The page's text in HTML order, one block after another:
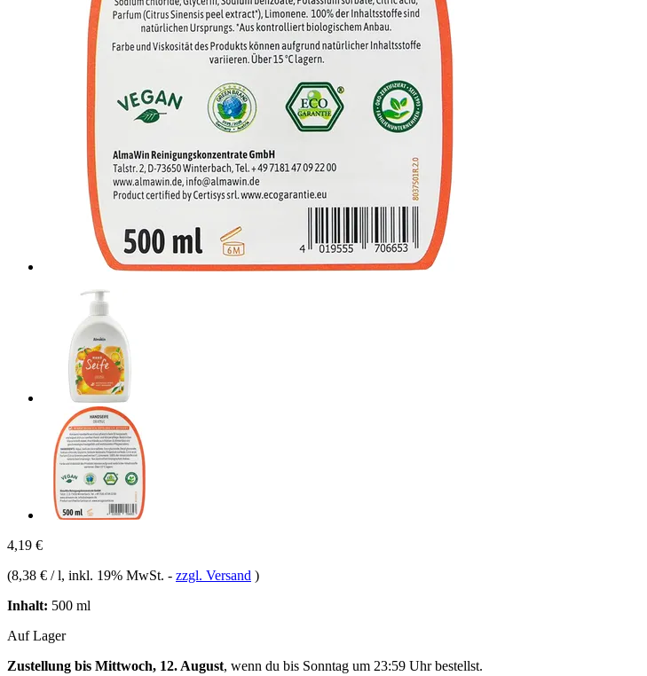
4,19 €
(8,38 € / l, inkl. 19% MwSt. - zzgl. Versand )
Inhalt: 500 ml
Auf Lager
Zustellung bis Mittwoch, 12. August, wenn du bis Sonntag um 23:59 Uhrbestellst.